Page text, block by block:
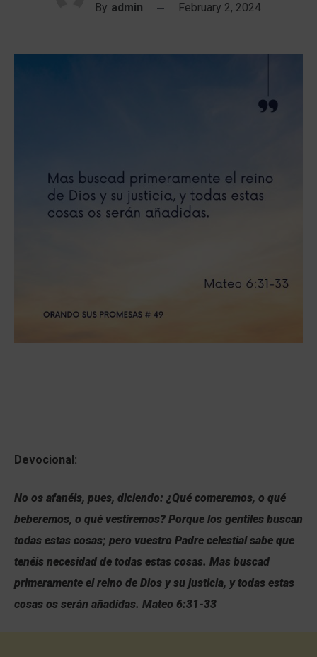
By admin February 2, 2024
Devocional:
No os afanéis, pues, diciendo: ¿Qué comeremos, o qué
beberemos, o qué vestiremos? Porque los gentiles buscan
todas estas cosas; pero vuestro Padre celestial sabe que
tenéis necesidad de todas estas cosas. Mas buscad
primeramente el reino de Dios y su justicia, y todas estas
cosas os serán añadidas. Mateo 6:31-33